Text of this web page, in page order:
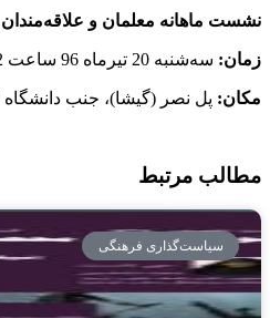
نشست ماهانه معلمان و
زمان: سه‌شنبه 20 تیرماه 96 ساعت 12 الی 14
مکان: پل نصر (گیشا)، جنب دانشگاه
مطالب مرتبط
سیاست‌گذاری فرهنگی